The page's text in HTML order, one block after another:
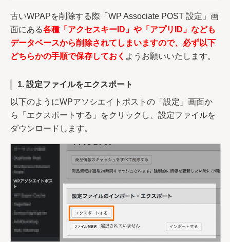
古いWPAPを削除する際「WP Associate POST 設定」画
面にある各種「アクセスキーID」や「アプリID」なども
データベースから削除されてしまいますので、必ず以下
どちらかの手順で保存しておく ようお願いいたします。
1. 設定ファイルをエクスポート
以下のようにWPアソシエイトポストの「設定」画面か
ら「エクスポートする」をクリックし、設定ファイルを
ダウンロードします。